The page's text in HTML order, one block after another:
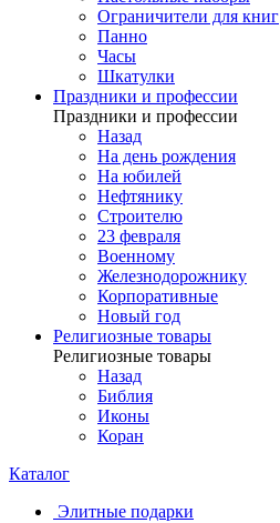
Ограничители для книг
Панно
Часы
Шкатулки
Праздники и профессии
Праздники и профессии
Назад
На день рождения
На юбилей
Нефтянику
Строителю
23 февраля
Военному
Железнодорожнику
Корпоративные
Новый год
Религиозные товары
Религиозные товары
Назад
Библия
Иконы
Коран
Каталог
Элитные подарки